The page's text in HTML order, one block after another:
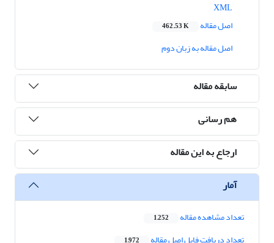
اصل مقاله
462.53 K
اصل مقاله به زبان دوم
سابقه مقاله
هم رسانی
ارجاع به این مقاله
آمار
تعداد مشاهده مقاله 1,252